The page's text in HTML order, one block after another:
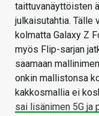
taittuvanäyttöisten
julkaisutahtia. Tälle
kolmatta Galaxy Z
myös Flip-sarjan
saamaan
onkin mallistonsa
kakkosmallia ei
sai lisänimen 5G ja